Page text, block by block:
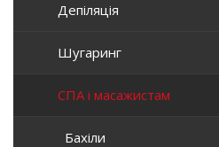
Депіляція
Шугаринг
СПА і масажистам
Бахіли